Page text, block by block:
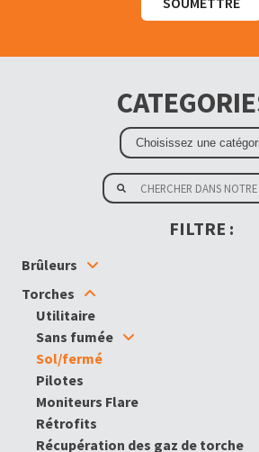
FILTRE :
Brûleurs
Torches
Utilitaire
Sans fumée
Sol/fermé
Pilotes
Moniteurs Flare
Rétrofits
Récupération des gaz de torche